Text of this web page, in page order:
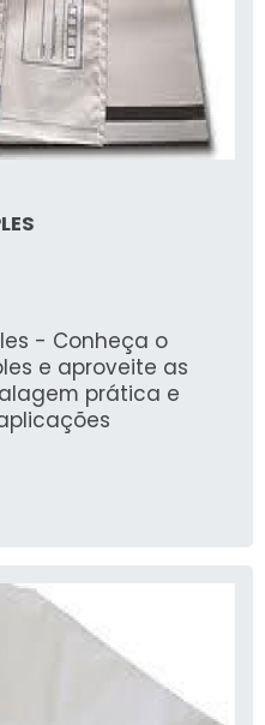
- Conheça o
e aproveite as
prática e